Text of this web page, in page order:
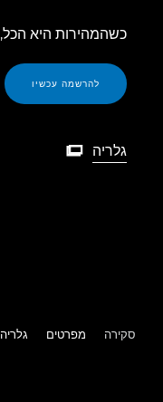
כשהמהירות היא הכל, EOS R1 מבטיחה שתסיים במקום הראשון.
להרשמה עכשיו
גלריה
גלריה

סקירה מפרטים גלריה